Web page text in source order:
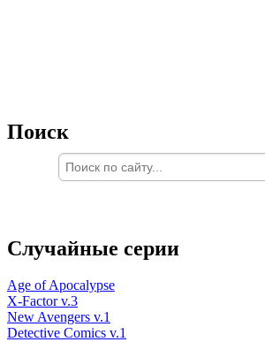
Поиск
Случайные серии
Age of Apocalypse
X-Factor v.3
New Avengers v.1
Detective Comics v.1